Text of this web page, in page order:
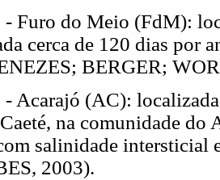
- Furo do Meio (FdM):
cerca de 120 dias por
BERGER;
- Acarajó (AC):
na comunidade do
salinidade
2003).